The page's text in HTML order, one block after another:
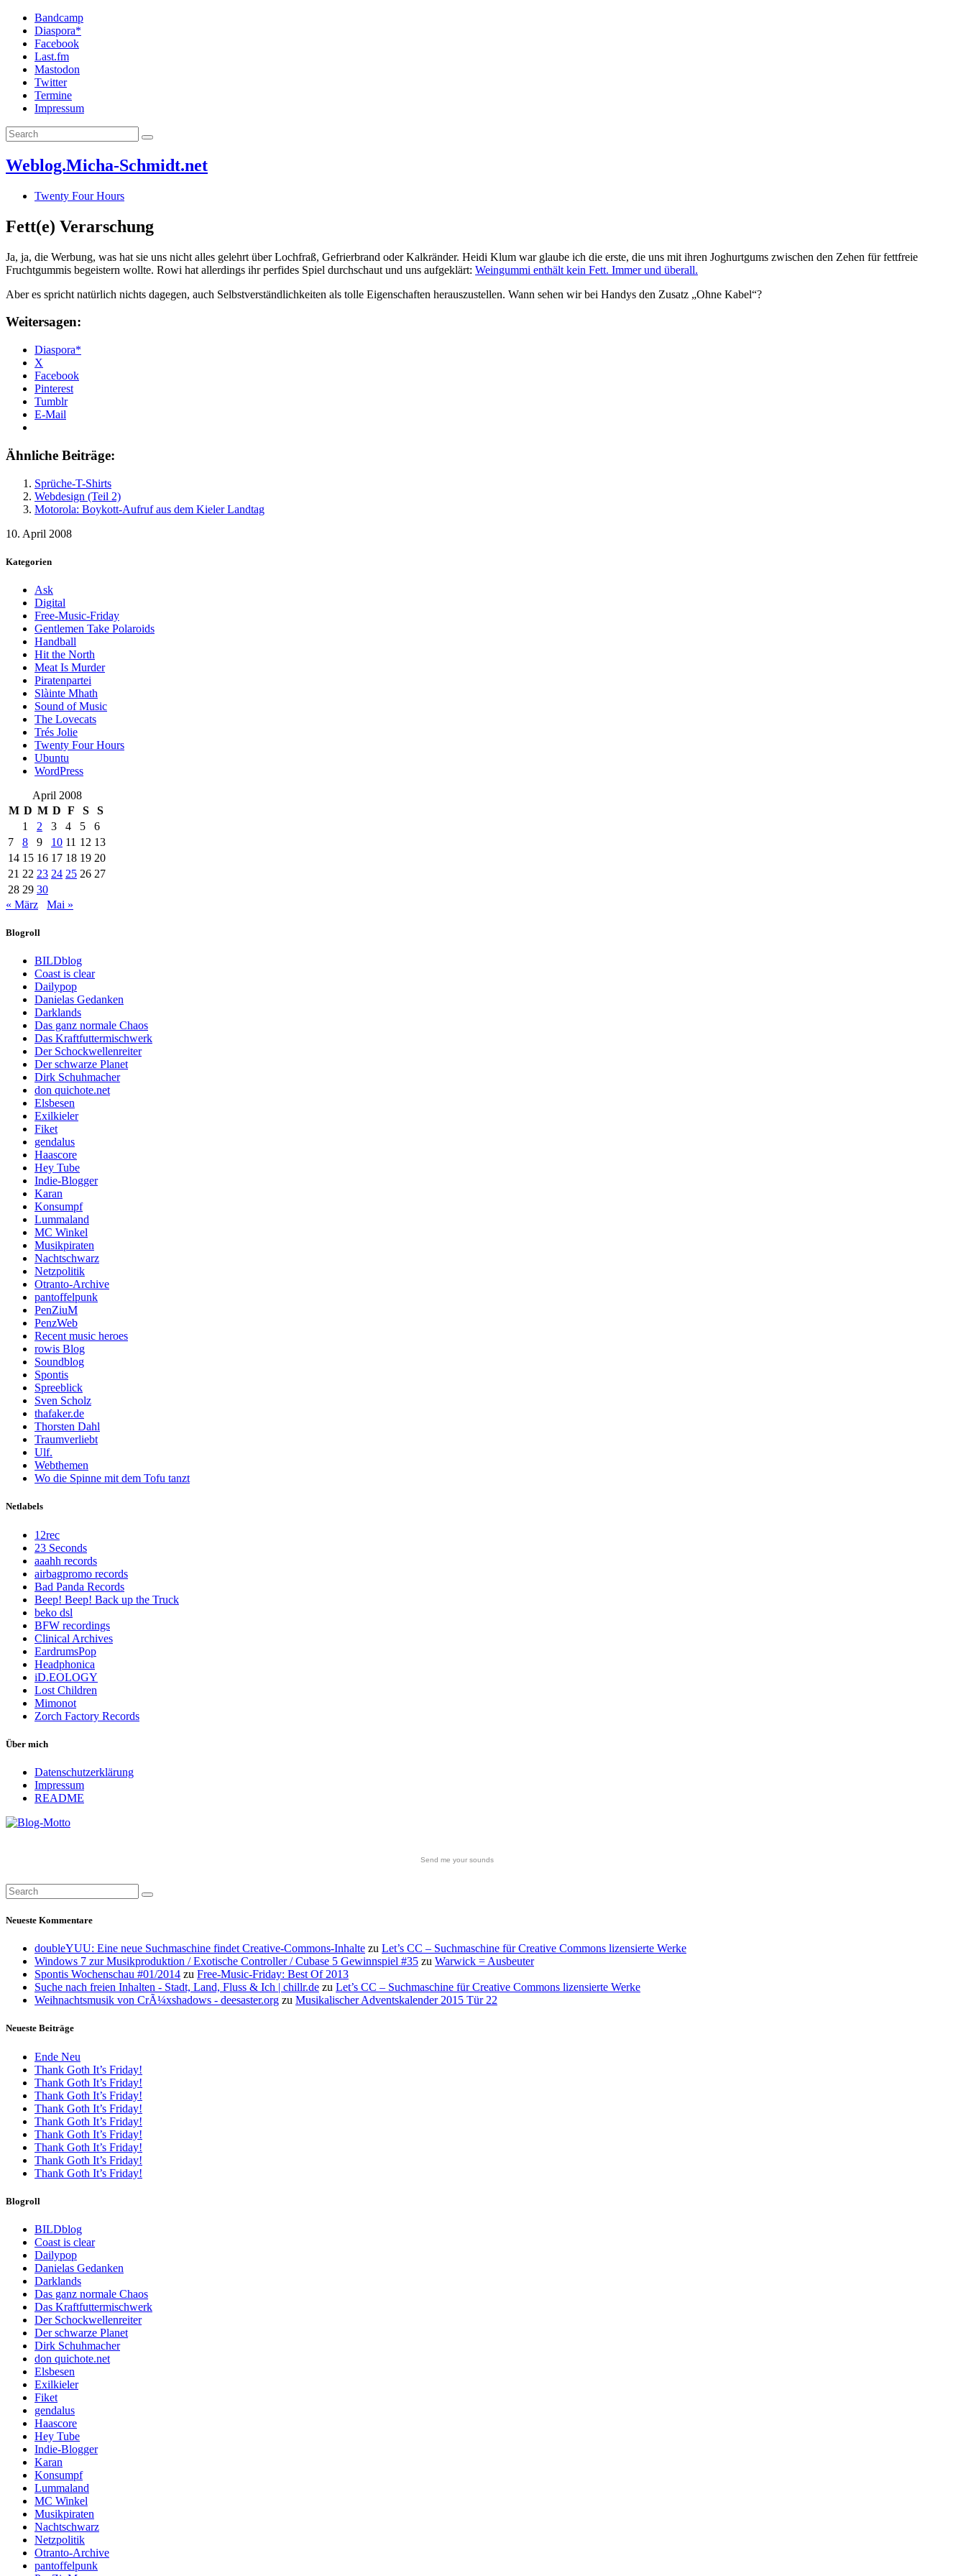
Bandcamp
Diaspora*
Facebook
Last.fm
Mastodon
Twitter
Termine
Impressum
Weblog.Micha-Schmidt.net
Twenty Four Hours
Fett(e) Verarschung
Ja, ja, die Werbung, was hat sie uns nicht alles gelehrt über Lochfraß, Gefrierbrand oder Kalkränder. Heidi Klum war glaube ich die erste, die uns mit ihren Joghurtgums zwischen den Zehen für fettfreie
Fruchtgummis begeistern wollte. Rowi hat allerdings ihr perfides Spiel durchschaut und uns aufgeklärt: Weingummi enthält kein Fett. Immer und überall.
Aber es spricht natürlich nichts dagegen, auch Selbstverständlichkeiten als tolle Eigenschaften herauszustellen. Wann sehen wir bei Handys den Zusatz „Ohne Kabel“?
Weitersagen:
Diaspora*
X
Facebook
Pinterest
Tumblr
E-Mail
Ähnliche Beiträge:
Sprüche-T-Shirts
Webdesign (Teil 2)
Motorola: Boykott-Aufruf aus dem Kieler Landtag
10. April 2008
Kategorien
Ask
Digital
Free-Music-Friday
Gentlemen Take Polaroids
Handball
Hit the North
Meat Is Murder
Piratenpartei
Slàinte Mhath
Sound of Music
The Lovecats
Trés Jolie
Twenty Four Hours
Ubuntu
WordPress
April 2008
M D M D F S
S
1
2 3 4 5
6
7
8 9 10 11 12 13
14 15 16 17 18 19 20
21 22 23 24 25 26 27
28 29 30
« März
Mai »
Blogroll
BILDblog
Coast is clear
Dailypop
Danielas Gedanken
Darklands
Das ganz normale Chaos
Das Kraftfuttermischwerk
Der Schockwellenreiter
Der schwarze Planet
Dirk Schuhmacher
don quichote.net
Elsbesen
Exilkieler
Fiket
gendalus
Haascore
Hey Tube
Indie-Blogger
Karan
Konsumpf
Lummaland
MC Winkel
Musikpiraten
Nachtschwarz
Netzpolitik
Otranto-Archive
pantoffelpunk
PenZiuM
PenzWeb
Recent music heroes
rowis Blog
Soundblog
Spontis
Spreeblick
Sven Scholz
thafaker.de
Thorsten Dahl
Traumverliebt
Ulf.
Webthemen
Wo die Spinne mit dem Tofu tanzt
Netlabels
12rec
23 Seconds
aaahh records
airbagpromo records
Bad Panda Records
Beep! Beep! Back up the Truck
beko dsl
BFW recordings
Clinical Archives
EardrumsPop
Headphonica
iD.EOLOGY
Lost Children
Mimonot
Zorch Factory Records
Über mich
Datenschutzerklärung
Impressum
README
Send me your sounds
Neueste Kommentare
doubleYUU: Eine neue Suchmaschine findet Creative-Commons-Inhalte zu Let’s CC – Suchmaschine für Creative Commons lizensierte Werke
Windows 7 zur Musikproduktion / Exotische Controller / Cubase 5 Gewinnspiel #35 zu Warwick = Ausbeuter
Spontis Wochenschau #01/2014 zu Free-Music-Friday: Best Of 2013
Suche nach freien Inhalten - Stadt, Land, Fluss & Ich | chillr.de zu Let’s CC – Suchmaschine für Creative Commons lizensierte Werke
Weihnachtsmusik von CrÃ¼xshadows - deesaster.org zu Musikalischer Adventskalender 2015 Tür 22
Neueste Beiträge
Ende Neu
Thank Goth It’s Friday!
Thank Goth It’s Friday!
Thank Goth It’s Friday!
Thank Goth It’s Friday!
Thank Goth It’s Friday!
Thank Goth It’s Friday!
Thank Goth It’s Friday!
Thank Goth It’s Friday!
Thank Goth It’s Friday!
Blogroll
BILDblog
Coast is clear
Dailypop
Danielas Gedanken
Darklands
Das ganz normale Chaos
Das Kraftfuttermischwerk
Der Schockwellenreiter
Der schwarze Planet
Dirk Schuhmacher
don quichote.net
Elsbesen
Exilkieler
Fiket
gendalus
Haascore
Hey Tube
Indie-Blogger
Karan
Konsumpf
Lummaland
MC Winkel
Musikpiraten
Nachtschwarz
Netzpolitik
Otranto-Archive
pantoffelpunk